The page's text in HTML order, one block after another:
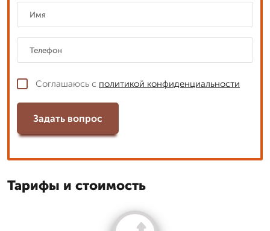
Соглашаюсь с политикой конфиденциальности
Задать вопрос
Тарифы и стоимость